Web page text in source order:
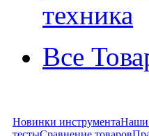
техника
Все
Новинки инструментаНаши